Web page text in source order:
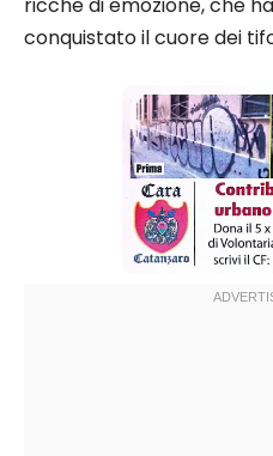
ricche di emozione, che
conquistato il cuore dei